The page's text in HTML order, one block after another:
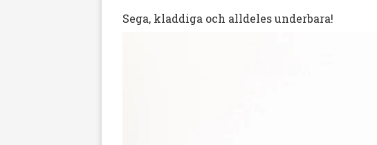
Sega, kladdiga och alldeles underbara!